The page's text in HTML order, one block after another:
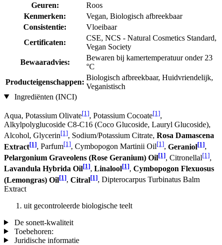
Geuren:
Roos
Kenmerken:
Vegan, Biologisch afbreekbaar
Consistentie:
Vloeibaar
Certificaten:
CSE, NCS - Natural Cosmetics Standard,
Vegan Society
Bewaaradvies:
Bewaren bij kamertemperatuur onder 23
°C
Producteigenschappen:
Biologisch afbreekbaar, Huidvriendelijk,
Veganistisch
Ingrediënten (INCI)
Aqua, Potassium Olivate[1], Potassium Cocoate[1],
Alkylpolyglucoside C8-C16 (Coco Glucoside, Lauryl Glucoside),
Alcohol, Glycerin[1], Sodium/Potassium Citrate, Rosa Damascena
Extract[1], Parfum[1], Cymbopogon Martinii Oil[1], Geraniol[1],
Pelargonium Graveolens (Rose Geranium) Oil[1], Citronellal[1],
Lavandula Hybrida Oil[1], Linalool[1], Cymbopogon Flexuosus
(Lemongras) Oil[1], Citral[1], Dipterocarpus Turbinatus Balm
Extract
uit gecontroleerde biologische teelt
De sonett-kwaliteit
Toebehoren:
Juridische informatie